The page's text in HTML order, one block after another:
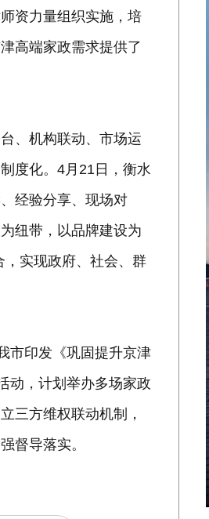
资力量组织实施，培
高端家政需求提供了
、机构联动、市场运
度化。4月21日，衡水
经验分享、现场对
纽带，以品牌建设为
，实现政府、社会、群
市印发《巩固提升京津
动，计划举办多场家政
三方维权联动机制，
督导落实。